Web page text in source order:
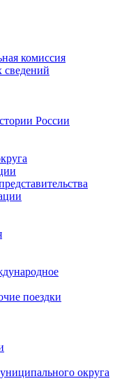
комиссия
сведений
России
поездки
округа